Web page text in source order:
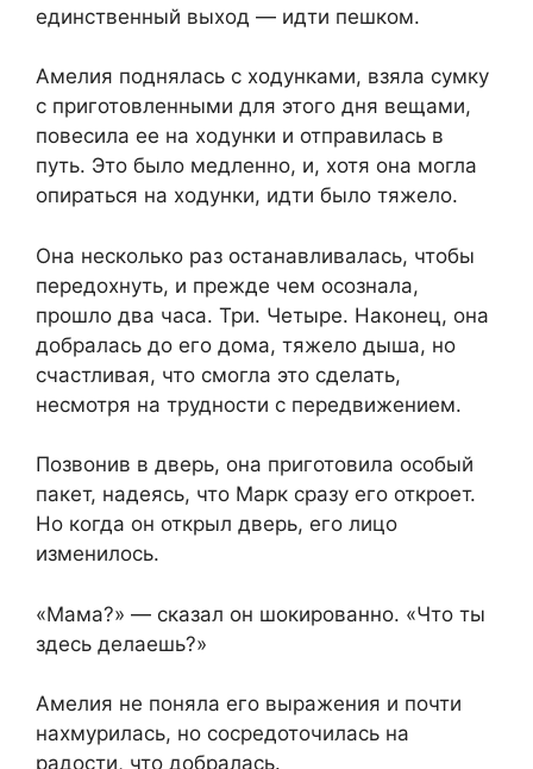
единственный выход — идти пешком.
Амелия поднялась с ходунками, взяла сумку
с приготовленными для этого дня вещами,
повесила ее на ходунки и отправилась в
путь. Это было медленно, и, хотя она могла
опираться на ходунки, идти было тяжело.
Она несколько раз останавливалась, чтобы
передохнуть, и прежде чем осознала,
прошло два часа. Три. Четыре. Наконец, она
добралась до его дома, тяжело дыша, но
счастливая, что смогла это сделать,
несмотря на трудности с передвижением.
Позвонив в дверь, она приготовила особый
пакет, надеясь, что Марк сразу его откроет.
Но когда он открыл дверь, его лицо
изменилось.
«Мама?» — сказал он шокированно. «Что ты
здесь делаешь?»
Амелия не поняла его выражения и почти
нахмурилась, но сосредоточилась на
радости, что добралась.